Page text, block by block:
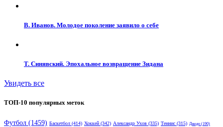
В. Иванов. Молодое поколение заявило о себе
Т. Синявский. Эпохальное возвращение Зидана
Увидеть все
ТОП-10 популярных меток
Футбол (1459) Баскетбол (414) Хоккей (342) Александр Ухов (335) Теннис (315) Дзюдо (190)